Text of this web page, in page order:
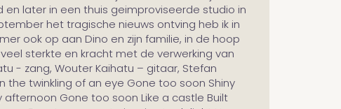
en later in een thuis geimproviseerde studio in
het tragische nieuws ontving heb ik in
ook op aan Dino en zijn familie, in de hoop
sterkte en kracht met de verwerking van
- zang, Wouter Kaihatu – gitaar, Stefan
the twinkling of an eye Gone too soon Shiny
afternoon Gone too soon Like a castle Built